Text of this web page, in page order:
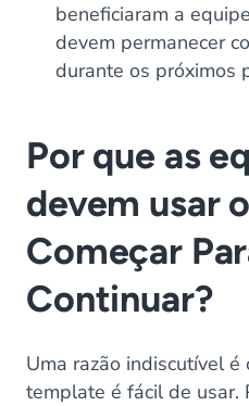
beneficiaram a
devem permanecer
durante os próximos
Por que as
devem usar
Começar
Continuar?
Uma razão indiscutível
template é fácil de usar.